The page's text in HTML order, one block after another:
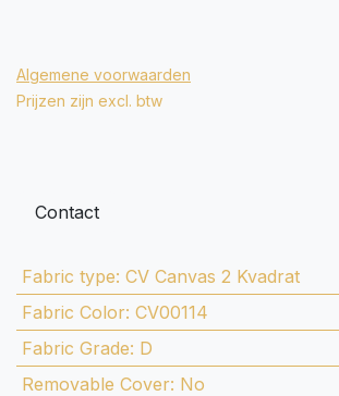
Algemene voorwaarden
Prijzen zijn excl. btw
Contact
Fabric type: CV Canvas 2 Kvadrat
Fabric Color: CV00114
Fabric Grade: D
Removable Cover: No